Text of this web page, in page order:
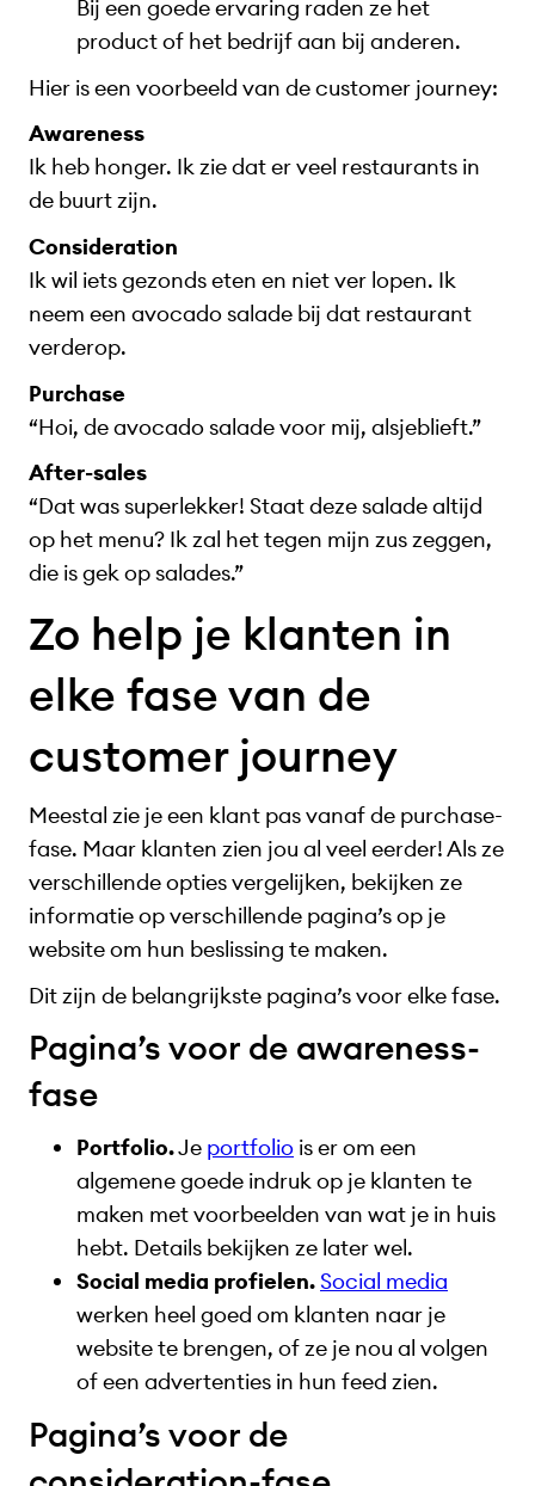
Bij een goede ervaring raden ze het
product of het bedrijf aan bij anderen.
Hier is een voorbeeld van de customer journey:
Awareness
Ik heb honger. Ik zie dat er veel restaurants in
de buurt zijn.
Consideration
Ik wil iets gezonds eten en niet ver lopen. Ik
neem een avocado salade bij dat restaurant
verderop.
Purchase
“Hoi, de avocado salade voor mij, alsjeblieft.”
After-sales
“Dat was superlekker! Staat deze salade altijd
op het menu? Ik zal het tegen mijn zus zeggen,
die is gek op salades.”
Zo help je klanten in
elke fase van de
customer journey
Meestal zie je een klant pas vanaf de purchase-
fase. Maar klanten zien jou al veel eerder! Als ze
verschillende opties vergelijken, bekijken ze
informatie op verschillende pagina’s op je
website om hun beslissing te maken.
Dit zijn de belangrijkste pagina’s voor elke fase.
Pagina’s voor de awareness-
fase
Portfolio.Je portfolio is er om een
algemene goede indruk op je klanten te
maken met voorbeelden van wat je in huis
hebt. Details bekijken ze later wel.
Social media profielen. Social media
werken heel goed om klanten naar je
website te brengen, of ze je nou al volgen
of een advertenties in hun feed zien.
Pagina’s voor de